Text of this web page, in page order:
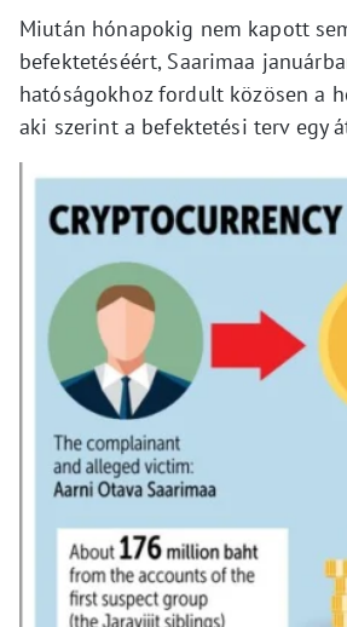
Miután hónapokig nem kapott
befektetéséért, Saarimaa
hatóságokhoz fordult közösen a
aki szerint a befektetési terv egy